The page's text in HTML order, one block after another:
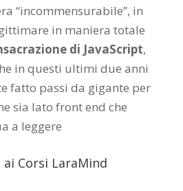
“incommensurabile”, in
in maniera totale
di JavaScript,
in questi ultimi due anni
fatto passi da gigante per
sia lato front end che
a leggere
Corsi LaraMind